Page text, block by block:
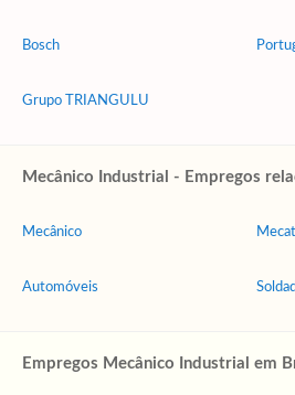
Bosch
Grupo TRIANGULU
Mecânico Industrial - Empregos
Mecânico
Automóveis
Empregos Mecânico Industrial em